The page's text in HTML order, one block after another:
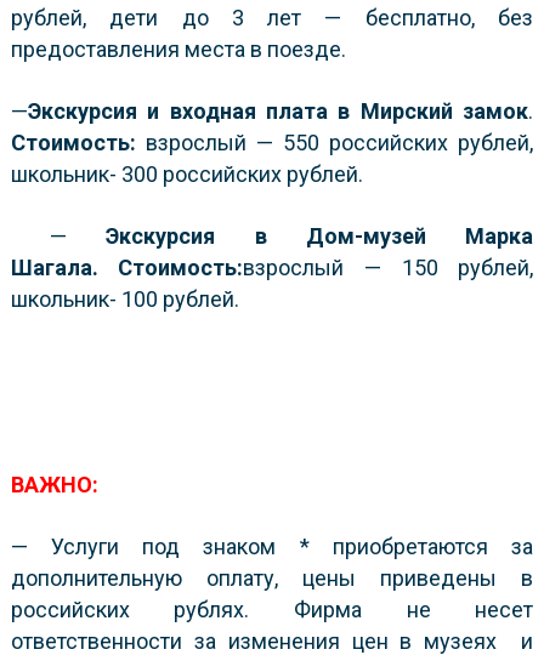
рублей, дети до 3 лет — бесплатно, без
предоставления места в поезде.
—Экскурсия и входная плата в Мирский замок.
Стоимость: взрослый — 550 российских рублей,
школьник- 300 российских рублей.
—Экскурсия в Дом-музей Марка
Шагала. Стоимость:взрослый — 150 рублей,
школьник- 100 рублей.
ВАЖНО:
— Услуги под знаком * приобретаются за
дополнительную оплату, цены приведены в
российских рублях. Фирма не несет
ответственности за изменения цен в музеях и